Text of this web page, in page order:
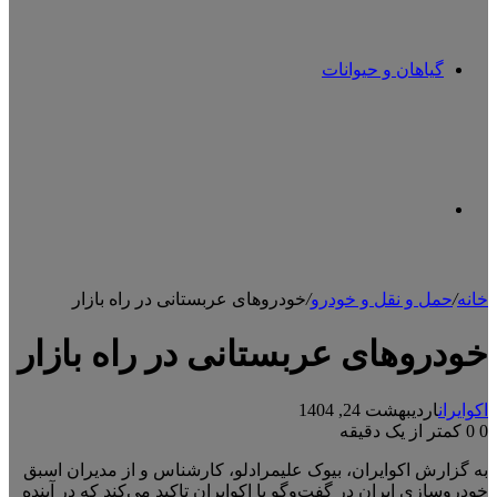
گیاهان و حیوانات
خانه/حمل و نقل و خودرو/خودروهای عربستانی در راه بازار
خودروهای عربستانی در راه بازار
اکوایراناردیبهشت 24, 1404
0
کمتر از یک دقیقه
به گزارش اکوایران، بیوک علیمرادلو، کارشناس و از مدیران اسبق
خودروسازی ایران در گفت‌وگو با اکوایران تاکید می‌کند که در آینده